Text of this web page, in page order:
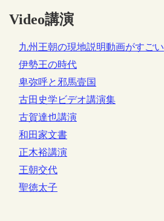
Video講演
九州王朝の現地説明動画がすごい
伊勢王の時代
卑弥呼と邪馬壹国
古田史学ビデオ講演集
古賀達也講演
和田家文書
正木裕講演
王朝交代
聖徳太子